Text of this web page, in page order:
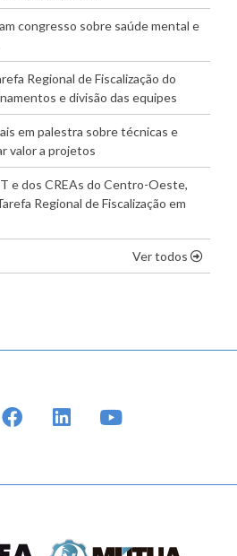
congresso sobre saúde mental e
Regional de Fiscalização do
e divisão das equipes
em palestra sobre técnicas e
valor a projetos
e dos CREAs do Centro-Oeste,
Regional de Fiscalização em
Ver todos os
FACEBOOKLINKEDIN